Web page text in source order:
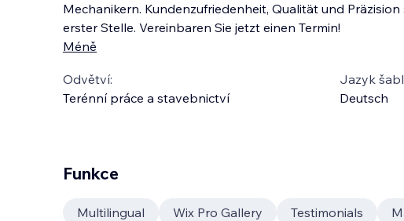
Mechanikern. Kundenzufriedenheit, Qualität und Präzision
erster Stelle. Vereinbaren Sie jetzt einen Termin!
Méně
Odvětví:
Terénní práce a stavebnictví
Jazyk
Deutsch
Funkce
Multilingual Wix Pro Gallery Testimonials